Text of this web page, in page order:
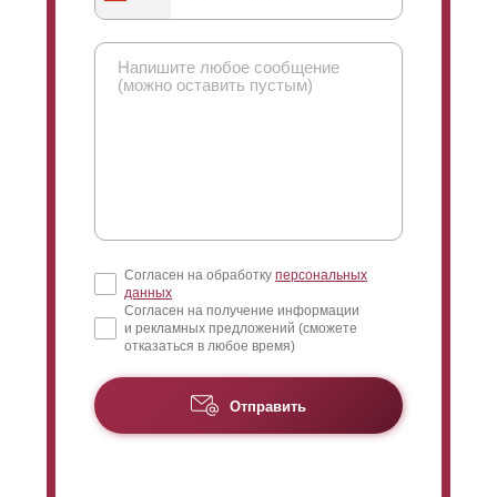
вами. Ответим на возникающие вопросы. Разрешим
монтажа, если они возникнут.
Согласен на обработку персональных
данных
Согласен на получение информации
и рекламных предложений (сможете
отказаться в любое время)
Отправить